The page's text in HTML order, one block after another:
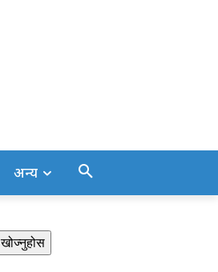
अन्य
खोज्नुहोस